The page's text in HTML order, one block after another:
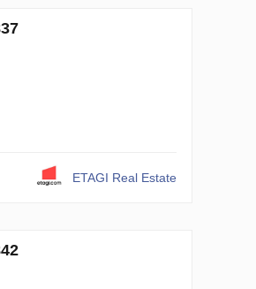
ETAGI Real Estate